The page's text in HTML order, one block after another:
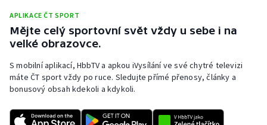
Plážový volejbal
Rychlobruslení
Rychlostní kanoistika
APLIKACE ČT SPORT
Mějte celý sportovní svět vždy u sebe i na
velké obrazovce.
S mobilní aplikací, HbbTV a apkou iVysílání ve své chytré televizi
máte ČT sport vždy po ruce. Sledujte přímé přenosy, články a
bonusový obsah kdekoli a kdykoli.